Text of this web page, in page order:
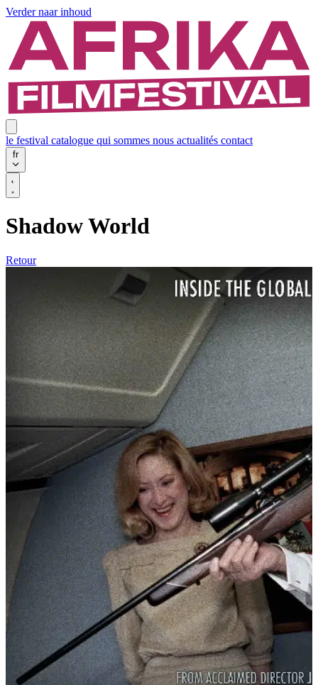
Verder naar inhoud
le festival catalogue qui sommes nous actualités contact
fr
Shadow World
Retour